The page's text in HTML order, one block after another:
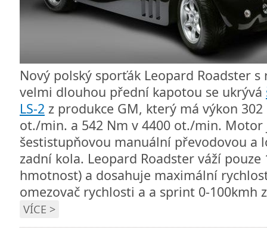
Nový polský sporťák Leopard Roadster
velmi dlouhou přední kapotou se ukrývá
LS-2 z produkce GM, který má výkon
ot./min. a 542 Nm v 4400 ot./min. Motor
šestistupňovou manuální převodovou a
zadní kola. Leopard Roadster váží
hmotnost) a dosahuje maximální
omezovač rychlosti a a sprint 0-100kmh
VÍCE >